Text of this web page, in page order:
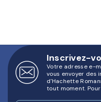
Inscrivez-
Votre adresse e-
vous envoyer des
d'Hachette
tout moment.